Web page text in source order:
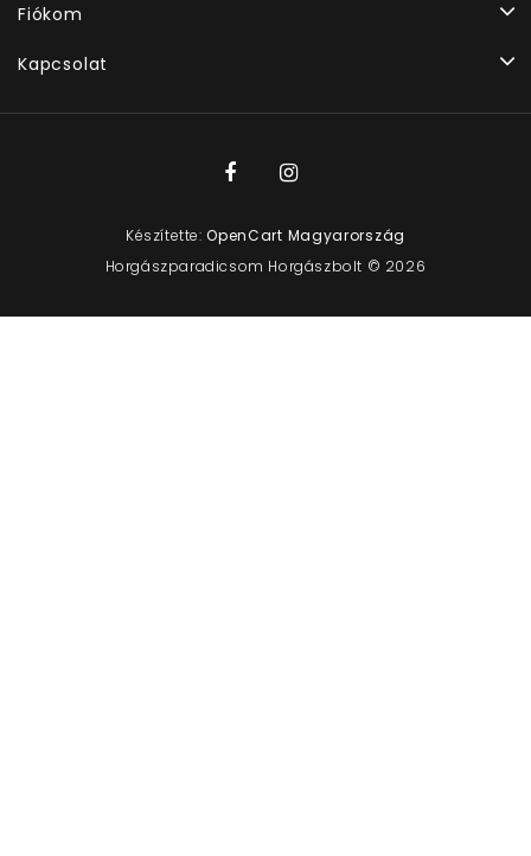
Fiókom
Kapcsolat
Készítette:OpenCart Magyarország
Horgászparadicsom Horgászbolt © 2026